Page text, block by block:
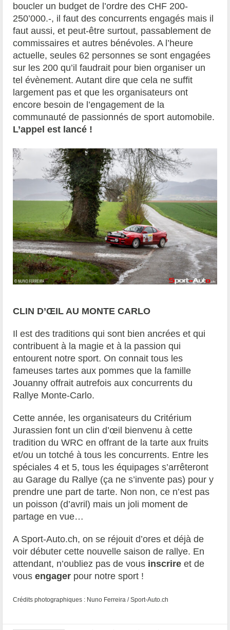
boucler un budget de l’ordre des CHF 200-
250’000.-, il faut des concurrents engagés mais il
faut aussi, et peut-être surtout, passablement de
commissaires et autres bénévoles. A l’heure
actuelle, seules 62 personnes se sont engagées
sur les 200 qu’il faudrait pour bien organiser un
tel évènement. Autant dire que cela ne suffit
largement pas et que les organisateurs ont
encore besoin de l’engagement de la
communauté de passionnés de sport automobile.
L’appel est lancé !
CLIN D’ŒIL AU MONTE CARLO
Il est des traditions qui sont bien ancrées et qui
contribuent à la magie et à la passion qui
entourent notre sport. On connait tous les
fameuses tartes aux pommes que la famille
Jouanny offrait autrefois aux concurrents du
Rallye Monte-Carlo.
Cette année, les organisateurs du Critérium
Jurassien font un clin d’œil bienvenu à cette
tradition du WRC en offrant de la tarte aux fruits
et/ou un totché à tous les concurrents. Entre les
spéciales 4 et 5, tous les équipages s’arrêteront
au Garage du Rallye (ça ne s’invente pas) pour y
prendre une part de tarte. Non non, ce n’est pas
un poisson (d’avril) mais un joli moment de
partage en vue…
A Sport-Auto.ch, on se réjouit d’ores et déjà de
voir débuter cette nouvelle saison de rallye. En
attendant, n’oubliez pas de vous inscrire et de
vousengager pour notre sport !
Crédits photographiques : Nuno Ferreira / Sport-Auto.ch